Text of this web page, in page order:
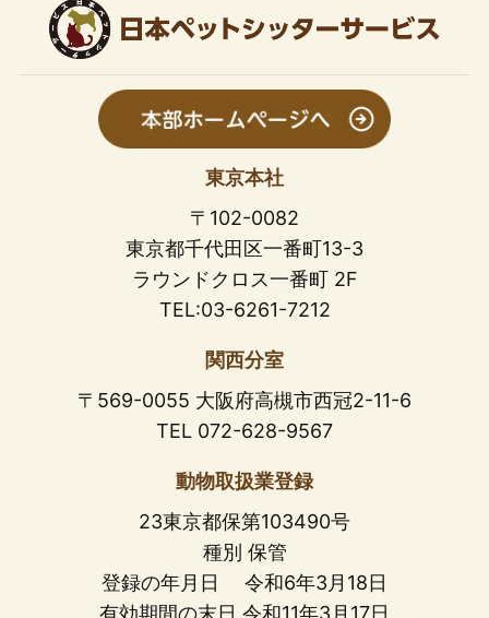
東京本社
〒102-0082
東京都千代田区一番町13-3
ラウンドクロス一番町 2F
TEL:03-6261-7212
関西分室
〒569-0055 大阪府高槻市西冠2-11-6
TEL 072-628-9567
動物取扱業登録
23東京都保第103490号
種別 保管
登録の年月日 令和6年3月18日
有効期間の末日 令和11年3月17日